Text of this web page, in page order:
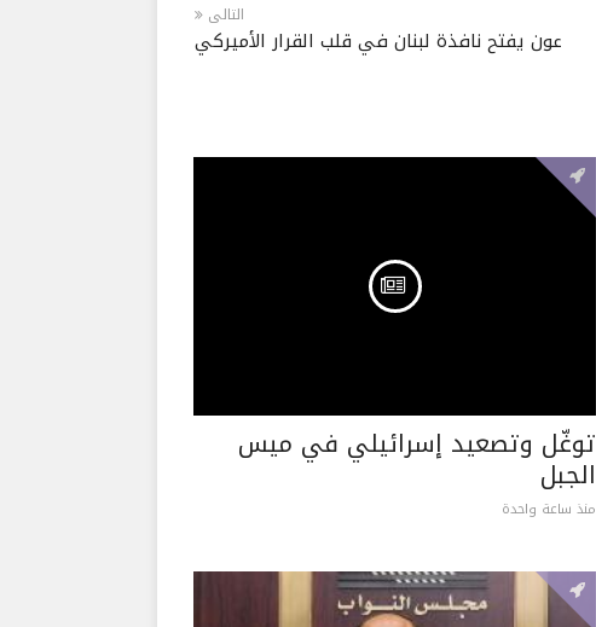
التالى
عون يفتح نافذة لبنان في قلب القرار الأميركي
توغّل وتصعيد إسرائيلي في ميس
الجبل
منذ ساعة واحدة